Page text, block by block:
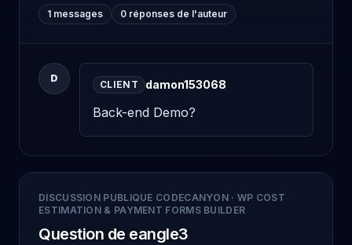
1 messages 0 réponses de l'auteur
D
CLIENT damon153068
Back-end Demo?
DISCUSSION PUBLIQUE CODECANYON · WP COST
ESTIMATION & PAYMENT FORMS BUILDER
Question de eangle3